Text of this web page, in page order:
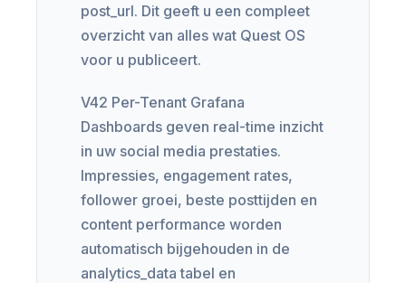
post_url. Dit geeft u een compleet
overzicht van alles wat Quest OS
voor u publiceert.
V42 Per-Tenant Grafana
Dashboards geven real-time inzicht
in uw social media prestaties.
Impressies, engagement rates,
follower groei, beste posttijden en
content performance worden
automatisch bijgehouden in de
analytics_data tabel en